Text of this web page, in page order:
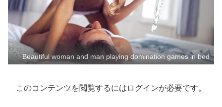
Beautiful woman and man playing domination games in bed
このコンテンツを閲覧するにはログインが必要です。